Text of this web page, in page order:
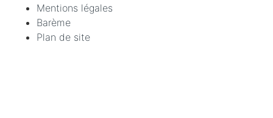
Mentions légales
Barème
Plan de site